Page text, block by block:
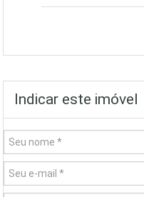
Indicar este imóvel